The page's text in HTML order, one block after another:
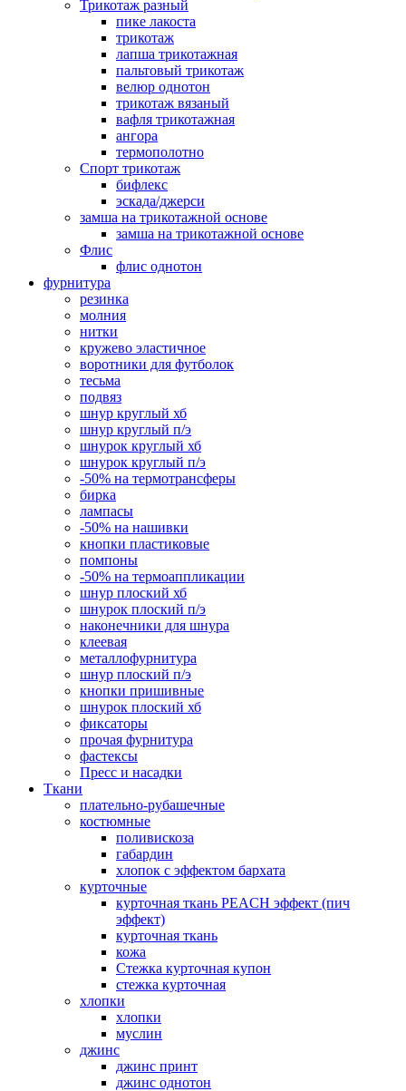
Трикотаж разный
пике лакоста
трикотаж
лапша трикотажная
пальтовый трикотаж
велюр однотон
трикотаж вязаный
вафля трикотажная
ангора
термополотно
Спорт трикотаж
бифлекс
эскада/джерси
замша на трикотажной основе
замша на трикотажной основе
Флис
флис однотон
фурнитура
резинка
молния
нитки
кружево эластичное
воротники для футболок
тесьма
подвяз
шнур круглый хб
шнур круглый п/э
шнурок круглый хб
шнурок круглый п/э
-50% на термотрансферы
бирка
лампасы
-50% на нашивки
кнопки пластиковые
помпоны
-50% на термоаппликации
шнур плоский хб
шнурок плоский п/э
наконечники для шнура
клеевая
металлофурнитура
шнур плоский п/э
кнопки пришивные
шнурок плоский хб
фиксаторы
прочая фурнитура
фастексы
Пресс и насадки
Ткани
плательно-рубашечные
костюмные
поливискоза
габардин
хлопок с эффектом бархата
курточные
курточная ткань PEACH эффект (пич
эффект)
курточная ткань
кожа
Стежка курточная купон
стежка курточная
хлопки
хлопки
муслин
джинс
джинс принт
джинс однотон